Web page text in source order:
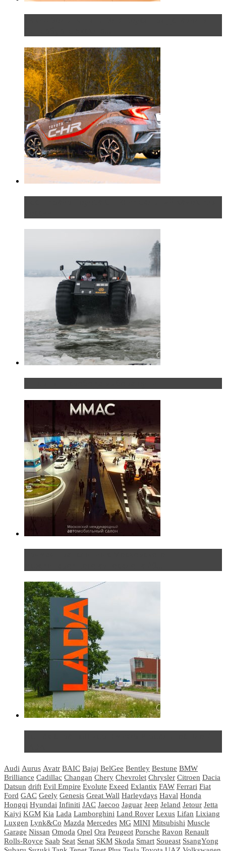
Audi Aurus Avatr BAIC Bajaj BelGee Bentley Bestune BMW
Brilliance Cadillac Changan Chery Chevrolet Chrysler Citroen Dacia
Datsun drift Evil Empire Evolute Exeed Exlantix FAW Ferrari Fiat
Ford GAC Geely Genesis Great Wall Harleydays Haval Honda
Hongqi Hyundai Infiniti JAC Jaecoo Jaguar Jeep Jeland Jetour Jetta
Kaiyi KGM Kia Lada Lamborghini Land Rover Lexus Lifan Lixiang
Luxgen Lynk&Co Mazda Mercedes MG MINI Mitsubishi Muscle
Garage Nissan Omoda Opel Ora Peugeot Porsche Ravon Renault
Rolls-Royce Saab Seat Senat SKM Skoda Smart Soueast SsangYong